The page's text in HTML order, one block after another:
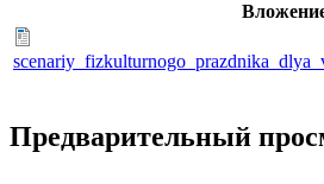
Предварительный